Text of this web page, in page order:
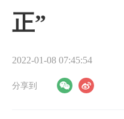
正”
2022-01-08 07:45:54
分享到